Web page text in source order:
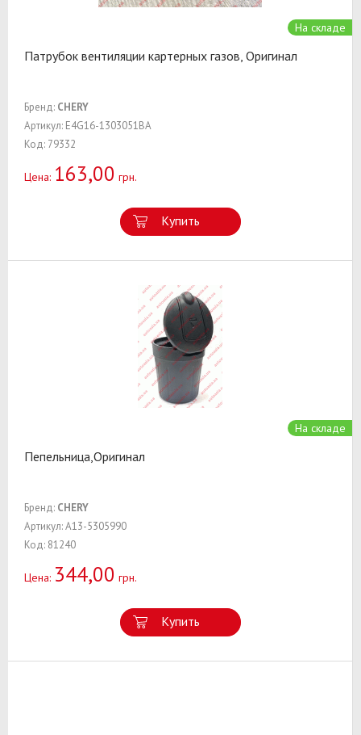
На складе
Патрубок вентиляции картерных газов, Оригинал
Бренд: CHERY
Артикул: E4G16-1303051BA
Код: 79332
Цена: 163,00 грн.
Купить
На складе
Пепельница,Оригинал
Бренд: CHERY
Артикул: A13-5305990
Код: 81240
Цена: 344,00 грн.
Купить